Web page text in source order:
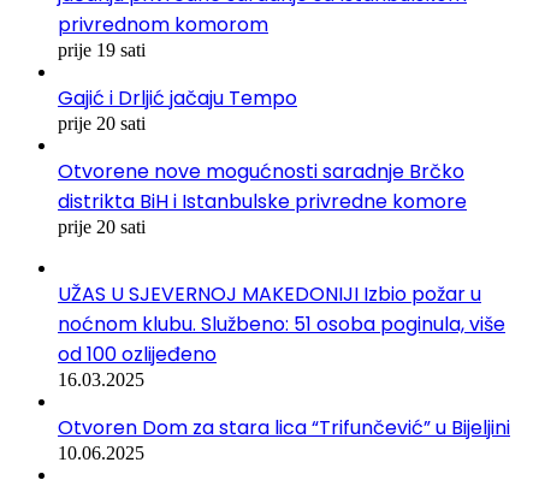
privrednom komorom
prije 19 sati
Gajić i Drljić jačaju Tempo
prije 20 sati
Otvorene nove mogućnosti saradnje Brčko
distrikta BiH i Istanbulske privredne komore
prije 20 sati
UŽAS U SJEVERNOJ MAKEDONIJI Izbio požar u
noćnom klubu. Službeno: 51 osoba poginula, više
od 100 ozlijeđeno
16.03.2025
Otvoren Dom za stara lica “Trifunčević” u Bijeljini
10.06.2025